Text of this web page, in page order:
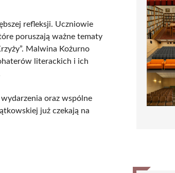
refleksji. Uczniowie
poruszają ważne tematy
Malwina Kożurno
literackich i ich
oraz wspólne
już czekają na